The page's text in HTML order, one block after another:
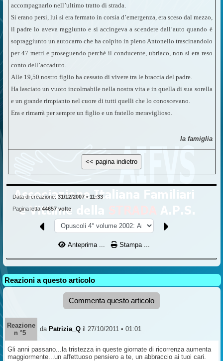
accompagnarlo nell’ultimo tratto di strada.
Si erano persi, lui si era fermato in corsia d’emergenza, era sceso dal mezzo,
il padre lo aveva raggiunto e si accingeva a scendere dall’auto quando è
sopraggiunto un autocarro che ha colpito in pieno Antonello trascinandolo
per 47 metri e proseguendo perché il conducente, ubriaco, non si era reso
conto dell’accaduto.
Alle 19,50 nostro figlio ha cessato di vivere tra le braccia del padre.
Ha lasciato un vuoto incolmabile nella nostra vita e in quella di sua sorella
e un grande rimpianto nel cuore di tutti quelli che lo conoscevano.
Era e rimarrà per sempre un figlio e un fratello meraviglioso.
la famiglia
Data di creazione: 31/12/2007 • 11:33
Pagina letta44657 volte
Anteprima ... Stampa ...
Reazioni a questo articolo
Commenta questo articolo
Reazione
n °5
da Patrizia_Q il 27/10/2011 • 01:01
Gli anni passano...la tristezza in queste giornate di ricorrenza aumenta
maggiormente...un affettuoso pensiero a te, un abbraccio ai tuoi cari.